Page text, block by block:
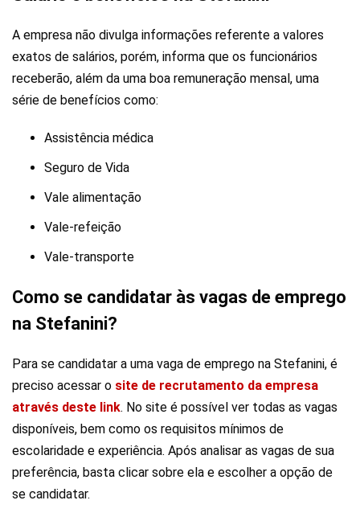
A empresa não divulga informações referente a valores
exatos de salários, porém, informa que os funcionários
receberão, além da uma boa remuneração mensal, uma
série de benefícios como:
Assistência médica
Seguro de Vida
Vale alimentação
Vale-refeição
Vale-transporte
Como se candidatar às vagas de emprego
na Stefanini?
Para se candidatar a uma vaga de emprego na Stefanini, é
preciso acessar o site de recrutamento da empresa
através deste link. No site é possível ver todas as vagas
disponíveis, bem como os requisitos mínimos de
escolaridade e experiência. Após analisar as vagas de sua
preferência, basta clicar sobre ela e escolher a opção de
se candidatar.